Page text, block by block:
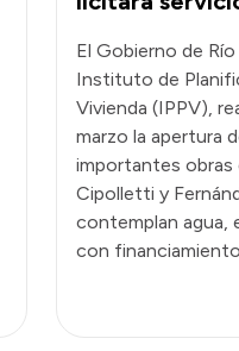
El Gobierno de
Instituto de
Vivienda (IPPV),
marzo la apertura
importantes obras
Cipolletti y
contemplan agua,
con